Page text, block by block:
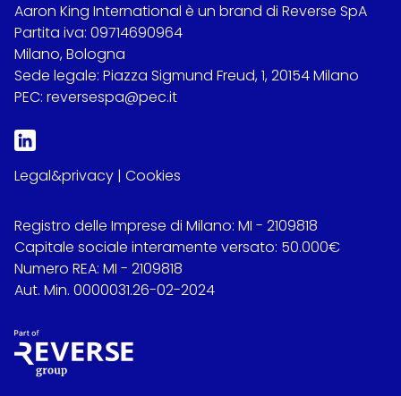
Aaron King International è un brand di Reverse SpA
Partita iva: 09714690964
Milano, Bologna
Sede legale: Piazza Sigmund Freud, 1, 20154 Milano
PEC: reversespa@pec.it
Legal&privacy | Cookies
Registro delle Imprese di Milano: MI - 2109818
Capitale sociale interamente versato: 50.000€
Numero REA: MI - 2109818
Aut. Min. 0000031.26-02-2024